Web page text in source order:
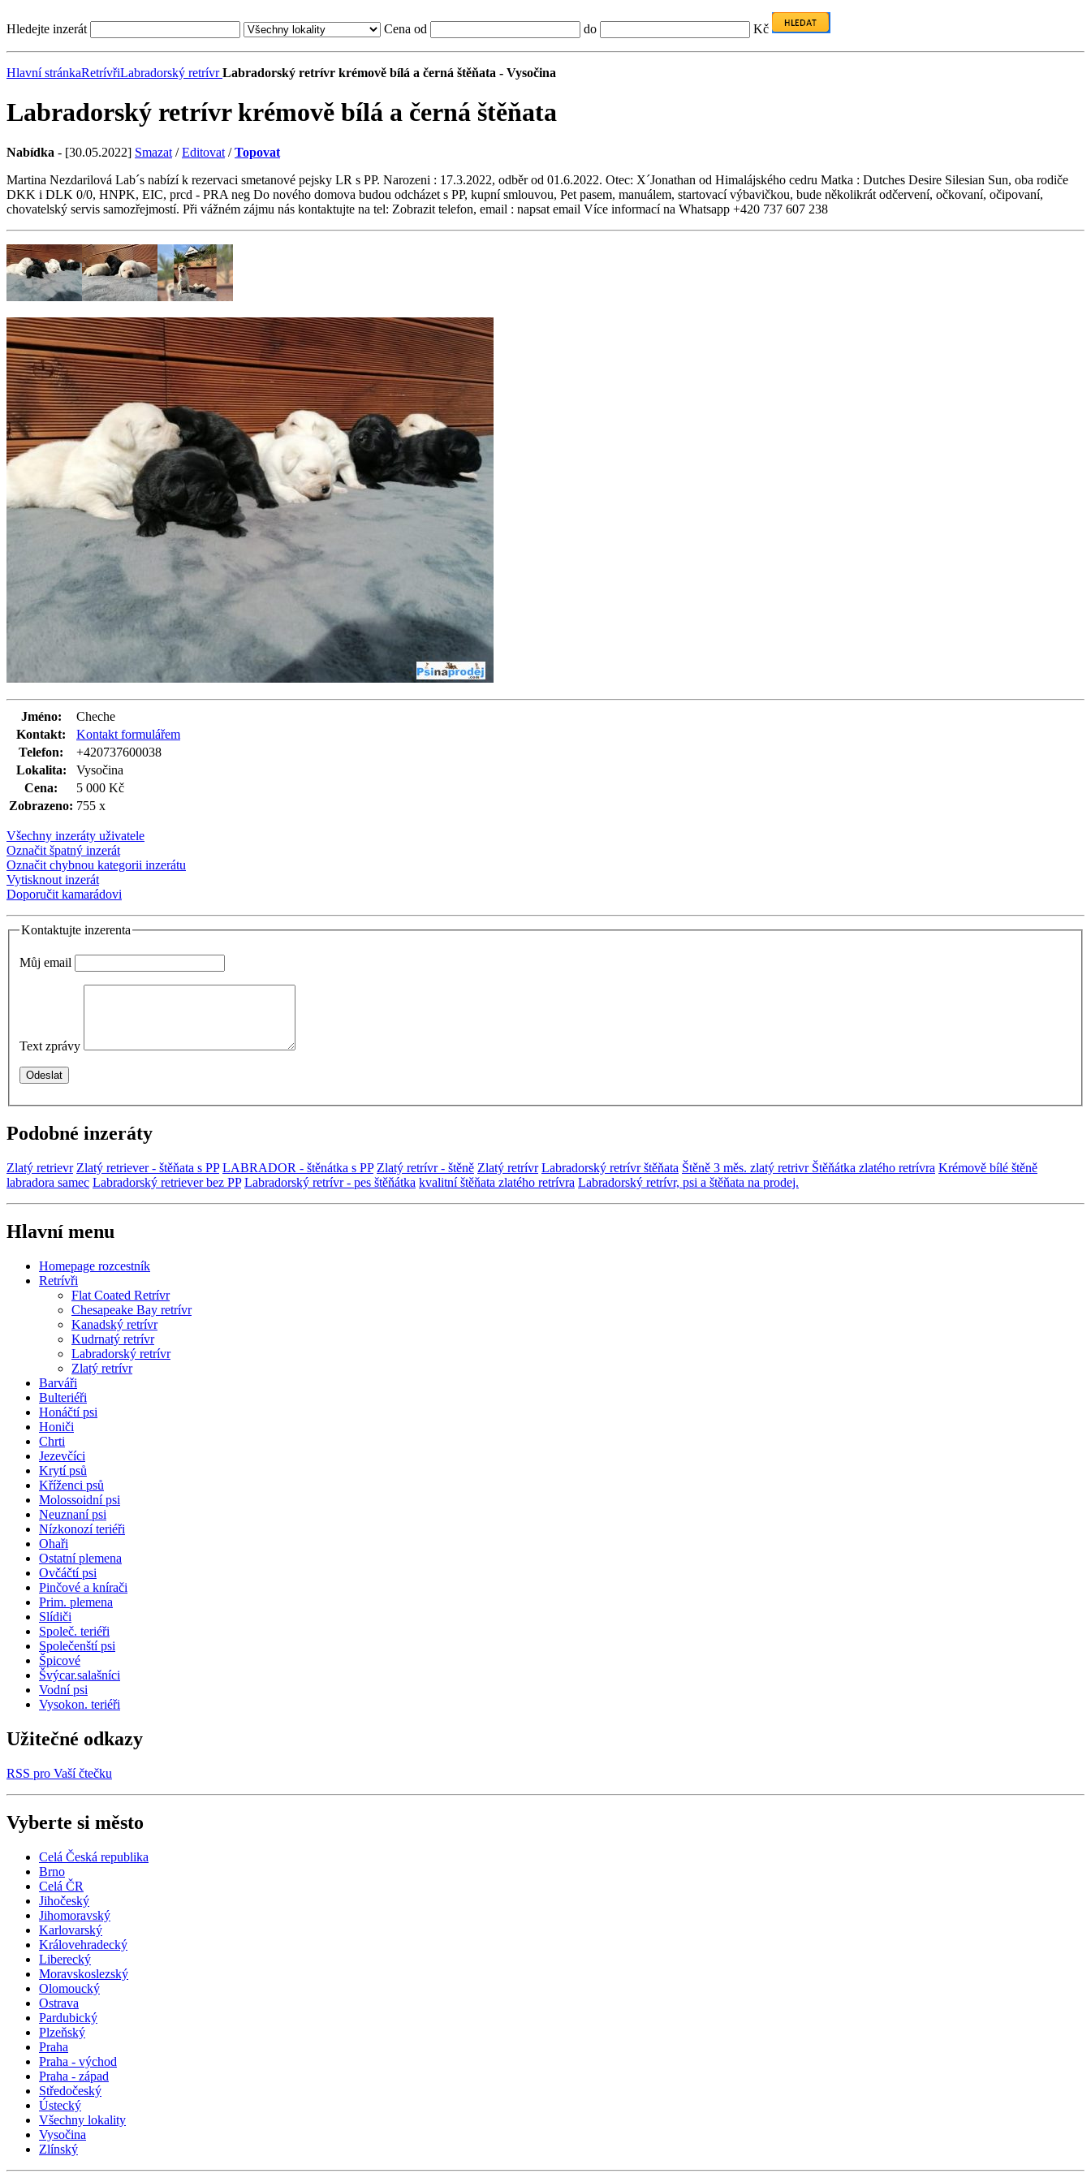
Hledejte inzerát Cena od do Kč
Hlavní stránkaRetrívřiLabradorský retrívrLabradorský retrívr krémově bílá a černá štěňata - Vysočina
Labradorský retrívr krémově bílá a černá štěňata
Nabídka - [30.05.2022] Smazat /Editovat /Topovat
Martina Nezdarilová Lab´s nabízí k rezervaci smetanové pejsky LR s PP. Narozeni : 17.3.2022, odběr od 01.6.2022. Otec: X´Jonathan od Himalájského cedru Matka : Dutches Desire Silesian Sun, oba rodiče
DKK i DLK 0/0, HNPK, EIC, prcd - PRA neg Do nového domova budou odcházet s PP, kupní smlouvou, Pet pasem, manuálem, startovací výbavičkou, bude několikrát odčervení, očkovaní, očipovaní,
chovatelský servis samozřejmostí. Při vážném zájmu nás kontaktujte na tel: Zobrazit telefon, email : napsat email Více informací na Whatsapp +420 737 607 238
Jméno:
Cheche
Kontakt:
Kontakt formulářem
Telefon:
+420737600038
Lokalita:
Vysočina
Cena:
5 000 Kč
Zobrazeno: 755 x
Všechny inzeráty uživatele
Označit špatný inzerát
Označit chybnou kategorii inzerátu
Vytisknout inzerát
Doporučit kamarádovi
Kontaktujte inzerenta
Můj email
Text zprávy
Podobné inzeráty
Zlatý retrievr Zlatý retriever - štěňata s PP LABRADOR - štěnátka s PP Zlatý retrívr - štěně Zlatý retrívr Labradorský retrívr štěňata Štěně 3 měs. zlatý retrivr Štěňátka zlatého retrívra Krémově bílé štěně
labradora samec Labradorský retriever bez PP Labradorský retrívr - pes štěňátka kvalitní štěňata zlatého retrívra Labradorský retrívr, psi a štěňata na prodej.
Hlavní menu
Homepage rozcestník
Retrívři
Flat Coated Retrívr
Chesapeake Bay retrívr
Kanadský retrívr
Kudrnatý retrívr
Labradorský retrívr
Zlatý retrívr
Barváři
Bulteriéři
Honáčtí psi
Honiči
Chrti
Jezevčíci
Krytí psů
Kříženci psů
Molossoidní psi
Neuznaní psi
Nízkonozí teriéři
Ohaři
Ostatní plemena
Ovčáčtí psi
Pinčové a knírači
Prim. plemena
Slídiči
Společ. teriéři
Společenští psi
Špicové
Švýcar.salašníci
Vodní psi
Vysokon. teriéři
Užitečné odkazy
RSS pro Vaší čtečku
Vyberte si město
Celá Česká republika
Brno
Celá ČR
Jihočeský
Jihomoravský
Karlovarský
Královehradecký
Liberecký
Moravskoslezský
Olomoucký
Ostrava
Pardubický
Plzeňský
Praha
Praha - východ
Praha - západ
Středočeský
Ústecký
Všechny lokality
Vysočina
Zlínský